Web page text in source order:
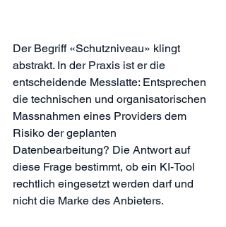
Der Begriff «Schutzniveau» klingt
abstrakt. In der Praxis ist er die
entscheidende Messlatte: Entsprechen
die technischen und organisatorischen
Massnahmen eines Providers dem
Risiko der geplanten
Datenbearbeitung? Die Antwort auf
diese Frage bestimmt, ob ein KI-Tool
rechtlich eingesetzt werden darf und
nicht die Marke des Anbieters.